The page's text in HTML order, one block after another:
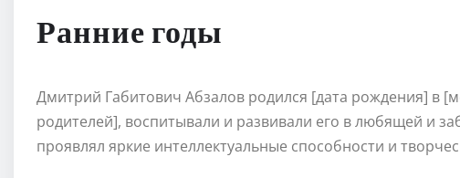
Ранние годы
Дмитрий Габитович Абзалов родился [дата рождения] в
родителей], воспитывали и развивали его в любящей и
проявлял яркие интеллектуальные способности и